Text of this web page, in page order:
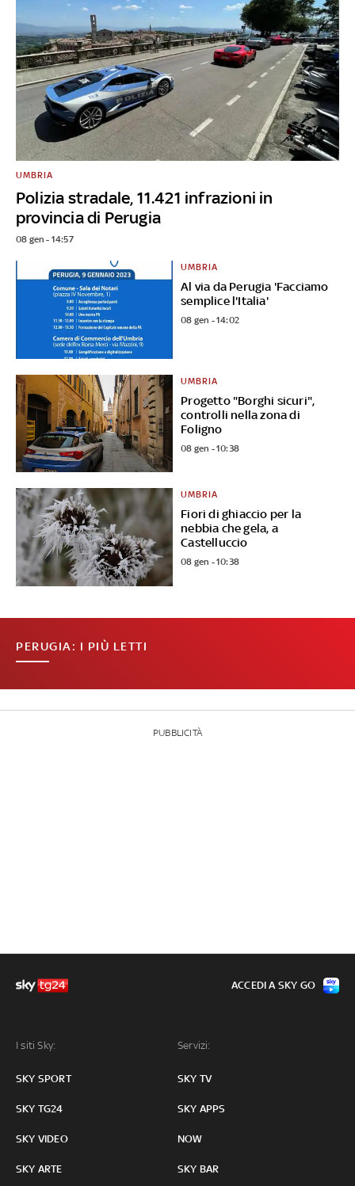
Polizia stradale, 11.421 infrazioni in
provincia di Perugia
UMBRIA
08 gen - 14:57
Al via da Perugia 'Facciamo
semplice l'Italia'
UMBRIA
08 gen - 14:02
Progetto "Borghi sicuri",
controlli nella zona di
Foligno
UMBRIA
08 gen - 10:38
Fiori di ghiaccio per la
nebbia che gela, a
Castelluccio
UMBRIA
08 gen - 10:38
PERUGIA: I PIÙ LETTI
PUBBLICITÀ
I siti Sky:
SKY SPORT
SKY TG24
SKY VIDEO
SKY ARTE
Servizi:
SKY TV
SKY APPS
NOW
SKY BAR
ACCEDI A SKY GO